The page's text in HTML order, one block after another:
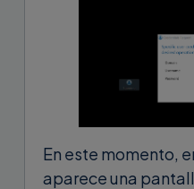
En este momento,
aparece una